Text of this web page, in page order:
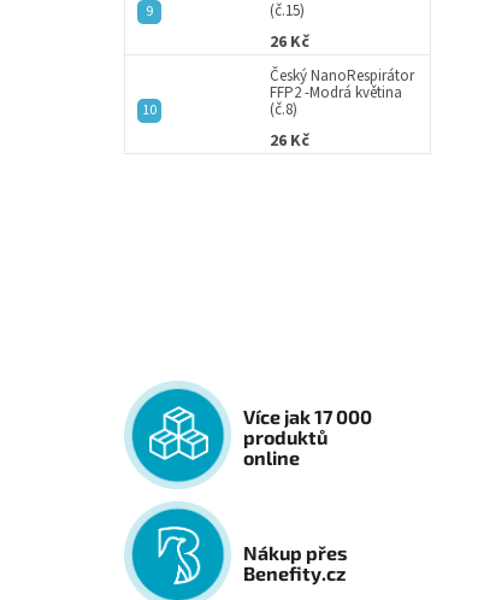
(č.15)
26 Kč
Český NanoRespirátor
FFP2 -Modrá květina
(č.8)
26 Kč
Více jak 17 000
produktů
online
Nákup přes
Benefity.cz